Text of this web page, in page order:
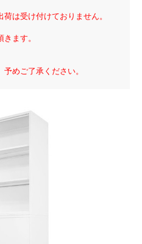
荷は受け付けておりません。
ます。
めご了承ください。